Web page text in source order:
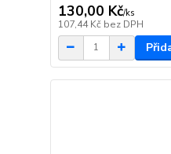
130,00 Kč/ks
107,44 Kč bez DPH